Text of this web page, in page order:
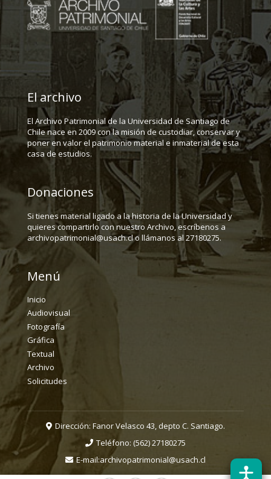
El archivo
El Archivo Patrimonial de la Universidad de Santiago de
Chile nace en 2009 con la misión de custodiar, conservar y
poner en valor el patrimonio material e inmaterial de esta
casa de estudios.
Donaciones
Si tienes material ligado a la historia de la Universidad y
quieres compartirlo con nuestro Archivo, escríbenos a
archivopatrimonial@usach.cl o llámanos al 27180275.
Menú
Inicio
Audiovisual
Fotografía
Gráfica
Textual
Archivo
Solicitudes
Dirección: Fanor Velasco 43, depto C. Santiago.
Teléfono: (562) 27180275
E-mail:archivopatrimonial@usach.cl